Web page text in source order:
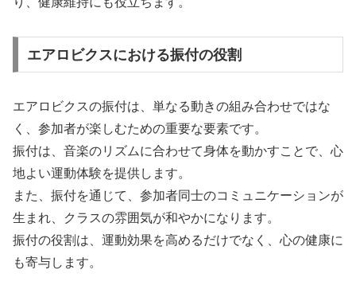
エアロビクスにおける振付の役割
エアロビクスの振付は、単なる動きの組み合わせではな
く、参加者が楽しむための重要な要素です。
振付は、音楽のリズムに合わせて身体を動かすことで、心
地よい運動体験を提供します。
また、振付を通じて、参加者同士のコミュニケーションが
生まれ、クラスの雰囲気が和やかになります。
振付の役割は、運動効果を高めるだけでなく、心の健康に
も寄与します。